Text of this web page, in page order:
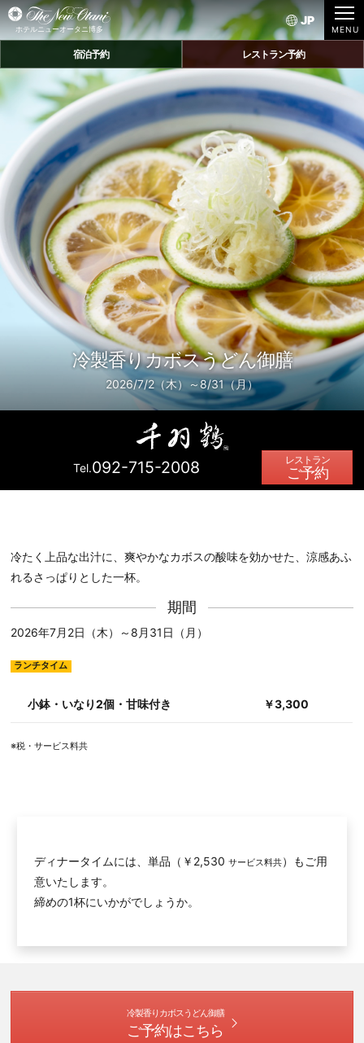
ホテルニューオータニ博多
JP
宿泊予約 レストラン予約
冷製香りカボスうどん御膳
2026/7/2（木）～8/31（月）
Tel.092-715-2008 ご予約
冷たく上品な出汁に、爽やかなカボスの酸味を効かせた、涼感あふ
れるさっぱりとした一杯。
期間
2026年7月2日（木）～8月31日（月）
ランチタイム
小鉢・いなり2個・甘味付き ￥3,300
※税・サービス料共
ディナータイムには、単品（￥2,530 サービス料共）もご用
意いたします。
締めの1杯にいかがでしょうか。
冷製香りカボスうどん御膳
ご予約はこちら